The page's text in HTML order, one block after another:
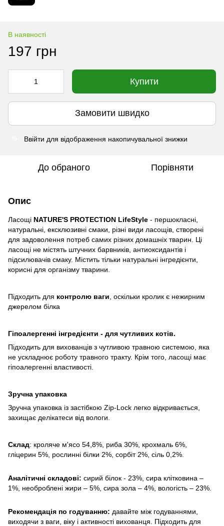
В наявності
197 грн
Купити
Замовити швидко
Ввійти для відображення накопичувальної знижки
До обраного Порівняти
Опис
Ласощі NATURE'S PROTECTION LifeStyle - першокласні,
натуральні, ексклюзивні смаки, різні види ласощів, створені
для задоволення потреб самих різних домашніх тварин. Ці
ласощі не містять штучних барвників, антиоксидантів і
підсилювачів смаку. Містить тільки натуральні інгредієнти,
корисні для організму тварини.
Підходить для контролю ваги , оскільки кролик є нежирним
джерелом білка
Гіпоалергенні інгредієнти - для чутливих котів.
Підходить для вихованців з чутливою травною системою, яка
не ускладнює роботу травного тракту. Крім того, ласощі має
гіпоалергенні властивості.
Зручна упаковка
Зручна упаковка із застібкою Zip-Lock легко відкривається,
захищає делікатеси від вологи.
Склад: кроляче м'ясо 54,8%, риба 30%, крохмаль 6%,
гліцерин 5%, рослинні білки 2%, сорбіт 2%, cіль 0,2%.
Аналітичні складові: сирий білок - 23%, сира клітковина –
1%, необроблені жири – 5%, сира зола – 4%, вологість – 23%.
Рекомендація по годуванню: давайте між годуваннями,
виходячи з ваги, віку і активності вихованця. Підходить для